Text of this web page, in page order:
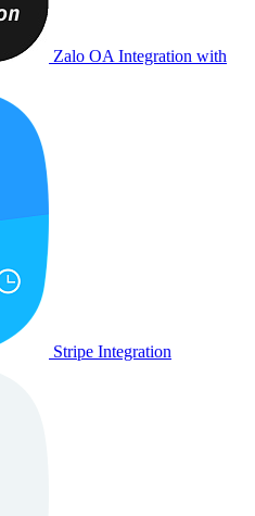
Zalo OA Integration with
Stripe Integration